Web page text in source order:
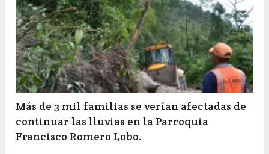
Más de 3 mil familias se verían afectadas de
continuar las lluvias en la Parroquia
Francisco Romero Lobo.